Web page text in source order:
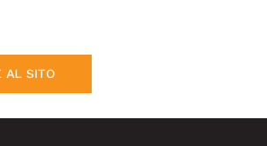
AL SITO